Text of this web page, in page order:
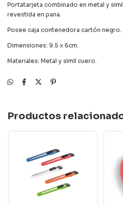
Portatarjeta combinado en metal y
revestida en pana.
Posee caja contenedora cartón negro.
Dimensiones: 9.5 x 6cm.
Materiales: Metal y simil cuero.
Productos